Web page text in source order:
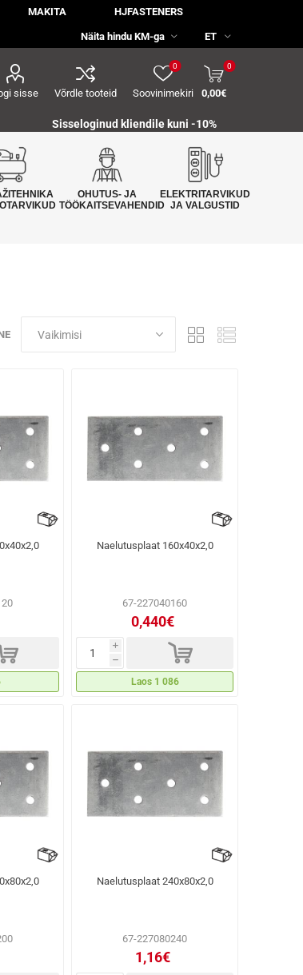
MAKITA HJFASTENERS
sisse Võrdle tooteid Soovinimekiri
0 0
0,00€
Sisseloginud kliendile kuni -10%
OHUTUS- JA
TÖÖKAITSEVAHENDID
ELEKTRITARVIKUD
JA VALGUSTID
Naelutusplaat 160x40x2,0
67-227040160
0,440€
i
h d
Laos 1 086
Naelutusplaat 240x80x2,0
67-227080240
1,16€